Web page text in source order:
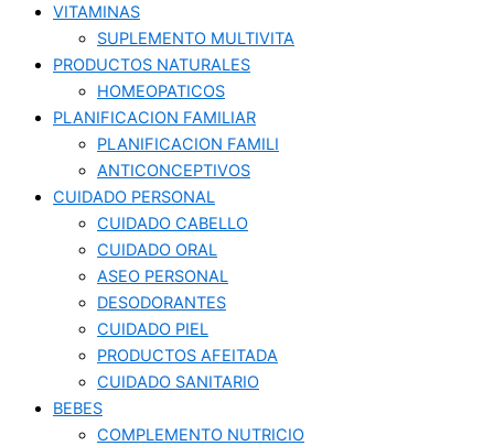
VITAMINAS
SUPLEMENTO MULTIVITA
PRODUCTOS NATURALES
HOMEOPATICOS
PLANIFICACION FAMILIAR
PLANIFICACION FAMILI
ANTICONCEPTIVOS
CUIDADO PERSONAL
CUIDADO CABELLO
CUIDADO ORAL
ASEO PERSONAL
DESODORANTES
CUIDADO PIEL
PRODUCTOS AFEITADA
CUIDADO SANITARIO
BEBES
COMPLEMENTO NUTRICIO